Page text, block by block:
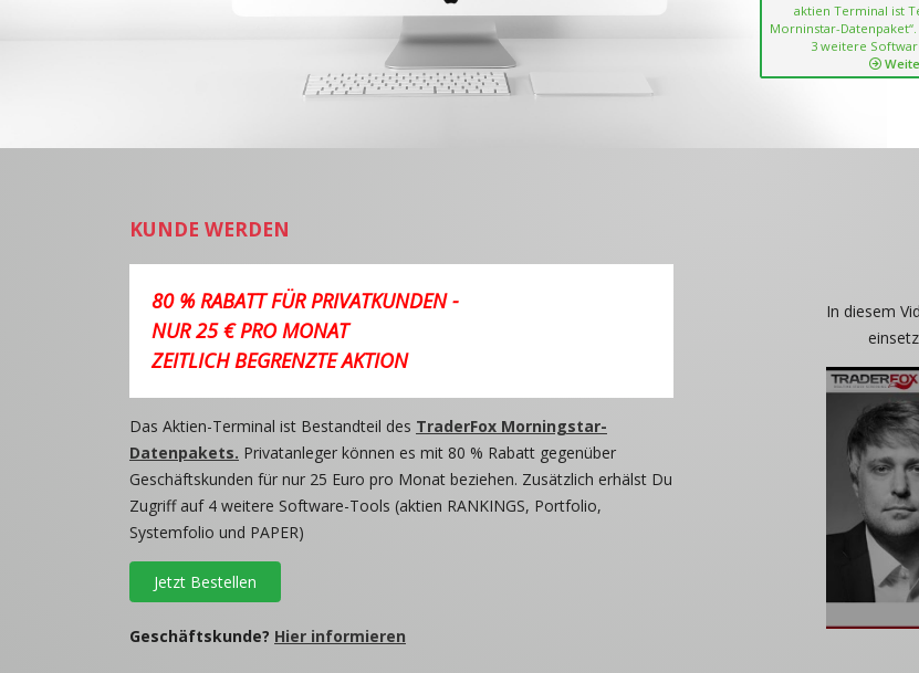
aktien Terminal ist
Morninstar-
3 weitere
KUNDE WERDEN
80 % RABATT FÜR PRIVATKUNDEN -
NUR 25 € PRO MONAT
ZEITLICH BEGRENZTE AKTION
Das Aktien-Terminal ist Bestandteil des TraderFox Morningstar-
Datenpakets. Privatanleger können es mit 80 % Rabatt gegenüber
Geschäftskunden für nur 25 Euro pro Monat beziehen. Zusätzlich erhälst Du
Zugriff auf 4 weitere Software-Tools (aktien RANKINGS, Portfolio,
Systemfolio und PAPER)
Jetzt Bestellen
Geschäftskunde? Hier informieren
In diesem